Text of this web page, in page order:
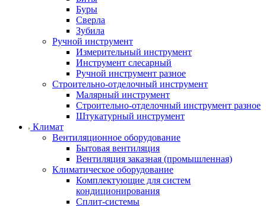
Буры
Сверла
Зубила
Ручной инструмент
Измерительный инструмент
Инструмент слесарный
Ручной инструмент разное
Строительно-отделочный инструмент
Малярный инструмент
Строительно-отделочный инструмент разное
Штукатурный инструмент
Климат
Вентиляционное оборудование
Бытовая вентиляция
Вентиляция заказная (промышленная)
Климатическое оборудование
Комплектующие для систем
кондиционирования
Сплит-системы